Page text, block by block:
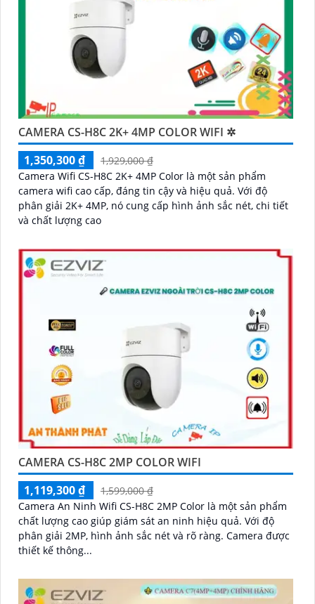
CAMERA CS-H8C 2K+ 4MP COLOR WIFI ✲
1,350,300 ₫
1,929,000 ₫
Camera Wifi CS-H8C 2K+ 4MP Color là một sản phẩm
camera wifi cao cấp, đáng tin cậy và hiệu quả. Với độ
phân giải 2K+ 4MP, nó cung cấp hình ảnh sắc nét, chi tiết
và chất lượng cao
CAMERA CS-H8C 2MP COLOR WIFI
1,119,300 ₫
1,599,000 ₫
Camera An Ninh Wifi CS-H8C 2MP Color là một sản phẩm
chất lượng cao giúp giám sát an ninh hiệu quả. Với độ
phân giải 2MP, hình ảnh sắc nét và rõ ràng. Camera được
thiết kế thông...